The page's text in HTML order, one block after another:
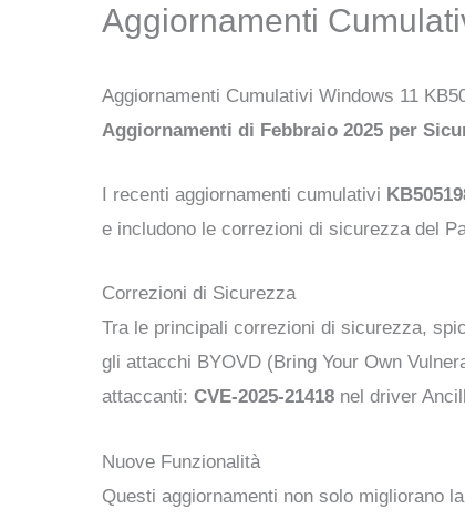
Aggiornamenti
Aggiornamenti Cumulativi Windows 11
Aggiornamenti di Febbraio 2025 per
I recenti aggiornamenti cumulativi
e includono le correzioni di sicurezza del
Correzioni di Sicurezza
Tra le principali correzioni di sicurezza,
gli attacchi BYOVD (Bring Your Own
attaccanti: CVE-2025-21418 nel driver
Nuove Funzionalità
Questi aggiornamenti non solo migliorano